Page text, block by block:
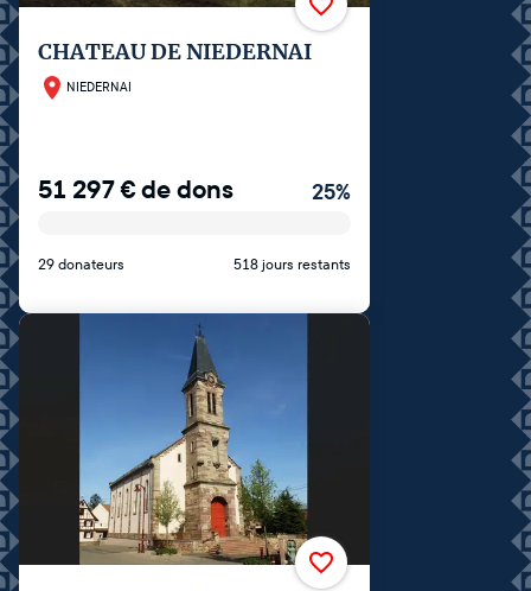
CHATEAU DE NIEDERNAI
NIEDERNAI
51 297€de dons 25%
29 donateurs 518 jours restants